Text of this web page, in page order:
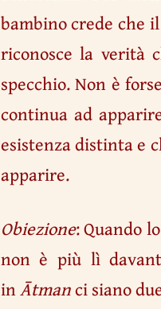
bambino crede che
riconosce la verità
specchio. Non è
continua ad
esistenza distinta e
apparire.
Obiezione: Quando
non è più lì
inĀtmanci siano